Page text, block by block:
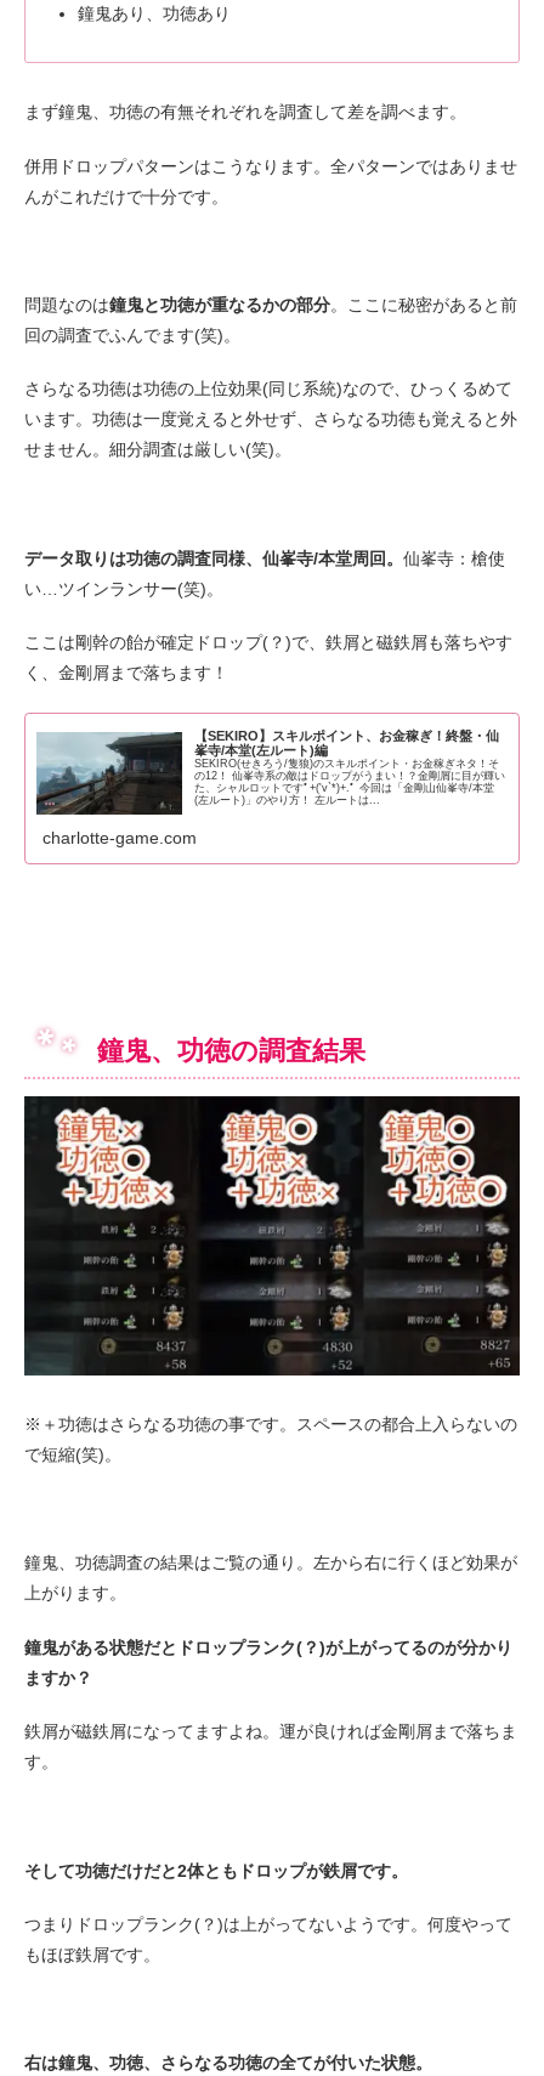
鐘鬼あり、功徳あり
まず鐘鬼、功徳の有無それぞれを調査して差を調べます。
併用ドロップパターンはこうなります。全パターンではありませ
んがこれだけで十分です。
問題なのは鐘鬼と功徳が重なるかの部分。ここに秘密があると前
回の調査でふんでます(笑)。
さらなる功徳は功徳の上位効果(同じ系統)なので、ひっくるめて
います。功徳は一度覚えると外せず、さらなる功徳も覚えると外
せません。細分調査は厳しい(笑)。
データ取りは功徳の調査同様、仙峯寺/本堂周回。 仙峯寺：槍使
い…ツインランサー(笑)。
ここは剛幹の飴が確定ドロップ(？)で、鉄屑と磁鉄屑も落ちやす
く、金剛屑まで落ちます！
【SEKIRO】スキルポイント、お金稼ぎ！終盤・仙
峯寺/本堂(左ルート)編
SEKIRO(せきろう/隻狼)のスキルポイント・お金稼ぎネタ！そ
の12！ 仙峯寺系の敵はドロップがうまい！？金剛屑に目が輝い
た、シャルロットですﾟ+('v`*)+.ﾟ 今回は「金剛山仙峯寺/本堂
(左ルート)」のやり方！ 左ルートは...
charlotte-game.com
鐘鬼、功徳の調査結果
※＋功徳はさらなる功徳の事です。スペースの都合上入らないの
で短縮(笑)。
鐘鬼、功徳調査の結果はご覧の通り。左から右に行くほど効果が
上がります。
鐘鬼がある状態だとドロップランク(？)が上がってるのが分かり
ますか？
鉄屑が磁鉄屑になってますよね。運が良ければ金剛屑まで落ちま
す。
そして功徳だけだと2体ともドロップが鉄屑です。
つまりドロップランク(？)は上がってないようです。何度やって
もほぼ鉄屑です。
右は鐘鬼、功徳、さらなる功徳の全てが付いた状態。